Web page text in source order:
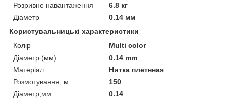
Розривне навантаження
6.8 кг
Діаметр
0.14 мм
Користувальницькі характеристики
Колір
Multi color
Діаметр (мм)
0.14 mm
Матеріал
Нитка плетнная
Розмотування, м
150
Діаметр,мм
0.14